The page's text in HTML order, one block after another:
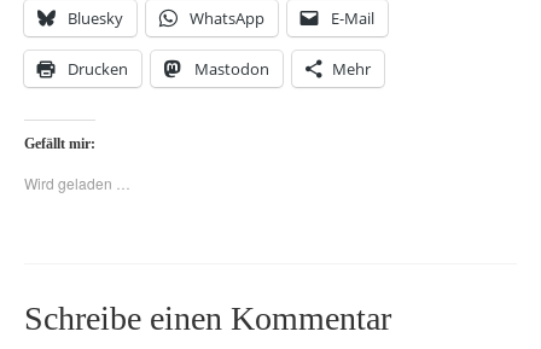
Bluesky WhatsApp E-Mail
Drucken Mastodon Mehr
Gefällt mir:
Wird geladen …
Schreibe einen Kommentar